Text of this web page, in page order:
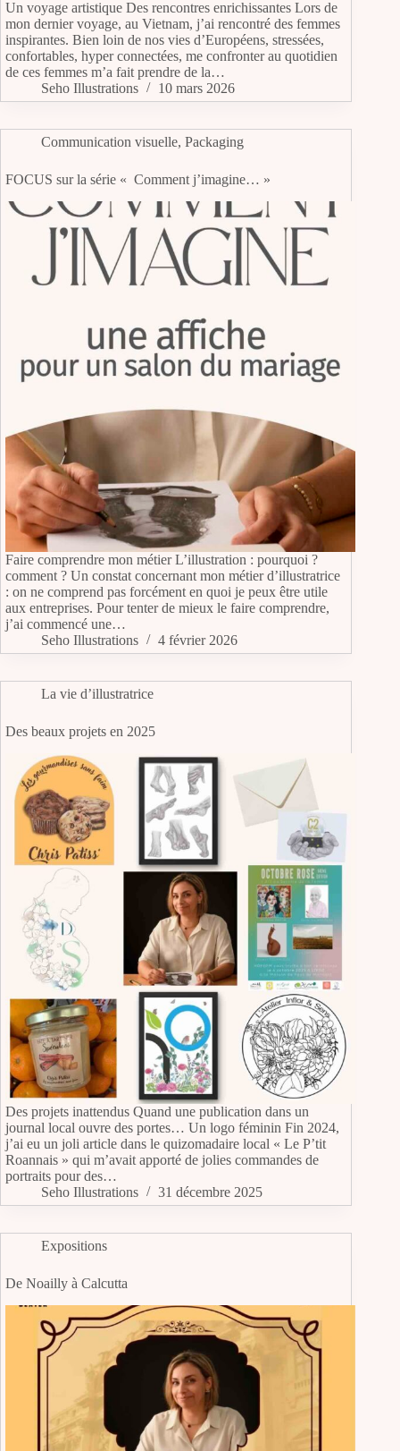
Un voyage artistique Des rencontres enrichissantes Lors de
mon dernier voyage, au Vietnam, j’ai rencontré des femmes
inspirantes. Bien loin de nos vies d’Européens, stressées,
confortables, hyper connectées, me confronter au quotidien
de ces femmes m’a fait prendre de la…
Seho Illustrations
10 mars 2026
Communication visuelle, Packaging
FOCUS sur la série « Comment j’imagine… »
Faire comprendre mon métier L’illustration : pourquoi ?
comment ? Un constat concernant mon métier d’illustratrice
: on ne comprend pas forcément en quoi je peux être utile
aux entreprises. Pour tenter de mieux le faire comprendre,
j’ai commencé une…
Seho Illustrations
4 février 2026
La vie d’illustratrice
Des beaux projets en 2025
Des projets inattendus Quand une publication dans un
journal local ouvre des portes… Un logo féminin Fin 2024,
j’ai eu un joli article dans le quizomadaire local « Le P’tit
Roannais » qui m’avait apporté de jolies commandes de
portraits pour des…
Seho Illustrations
31 décembre 2025
Expositions
De Noailly à Calcutta